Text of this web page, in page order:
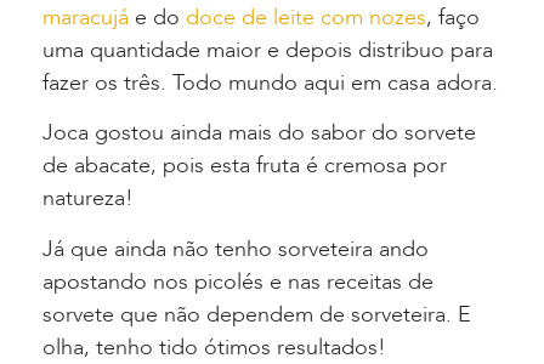
maracujá e do doce de leite com nozes, faço
uma quantidade maior e depois distribuo para
fazer os três. Todo mundo aqui em casa adora.
Joca gostou ainda mais do sabor do sorvete
de abacate, pois esta fruta é cremosa por
natureza!
Já que ainda não tenho sorveteira ando
apostando nos picolés e nas receitas de
sorvete que não dependem de sorveteira. E
olha, tenho tido ótimos resultados!